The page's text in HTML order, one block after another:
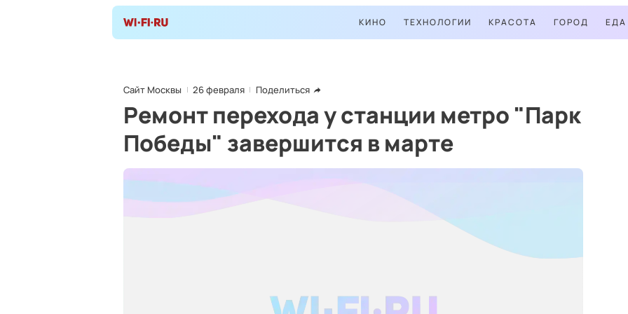
КИНО ТЕХНОЛОГИИ КРАСОТА ГОРОД ЕДА
Сайт Москвы 26 февраля Поделиться
Ремонт перехода у станции метро "Парк
Победы" завершится в марте